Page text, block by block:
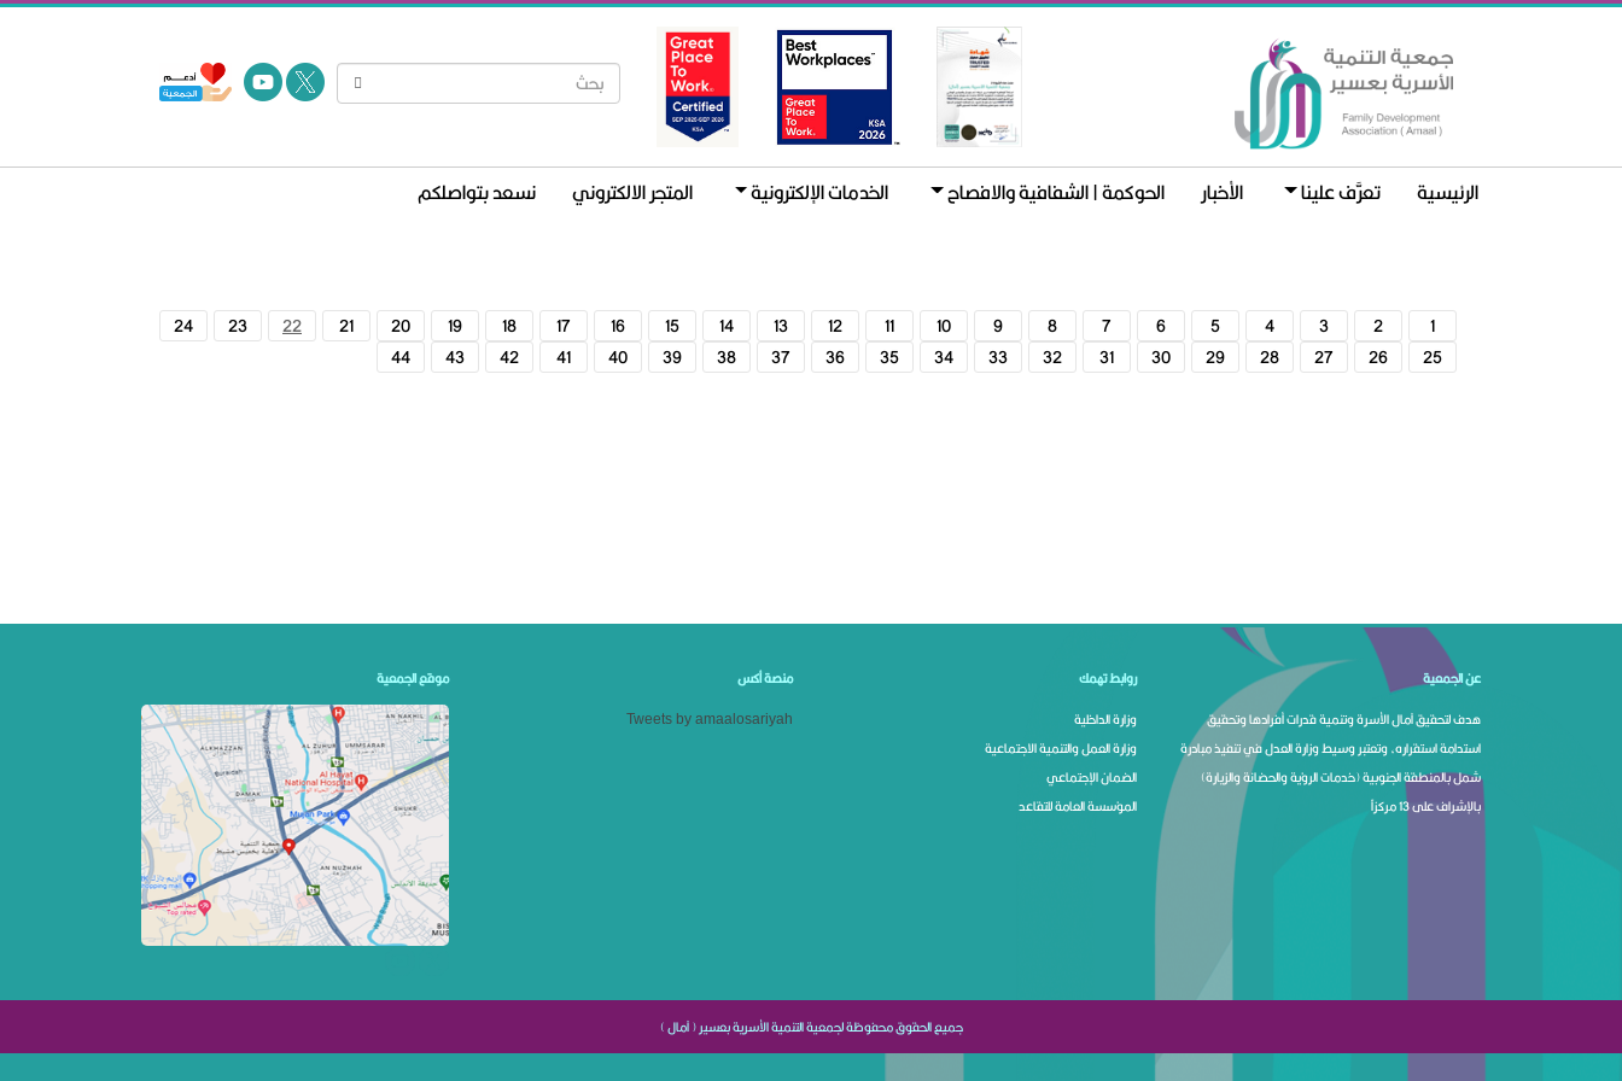
الرئيسية تعرَّف علينا الأخبار الحوكمة | الشفافية والافصاح الخدمات الإلكترونية المتجر الالكتروني نسعد بتواصلكم
1
2
3
4
5
6
7
8
9
10
11
12
13
14
15
16
17
18
19
20
21
22
23
24
25
26
27
28
29
30
31
32
33
34
35
36
37
38
39
40
41
42
43
44
عن الجمعية
هدف لتحقيق آمال الأسرة وتنمية قدرات أفرادها وتحقيق
استدامة استقراره، وتعتبر وسيط وزارة العدل في تنفيذ مبادرة
شمل بالمنطقة الجنوبية (خدمات الرؤية والحضانة والزيارة)
بالإشراف على 13 مركزاً
روابط تهمك
وزارة الداخلية
وزارة العمل والتنمية الاجتماعية
الضمان الإجتماعي
المؤسسة العامة للتقاعد
منصة أكس
Tweets by amaalosariyah
موقع الجمعية
جميع الحقوق محفوظة لجمعية التنمية الأسرية بعسير ( آمال )